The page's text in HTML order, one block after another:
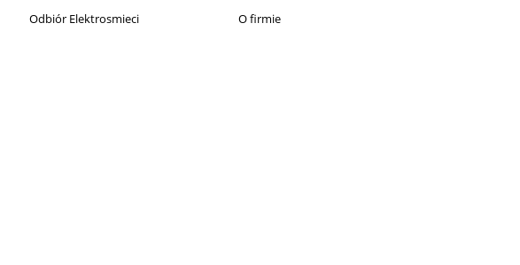
Odbiór Elektrosmieci
O firmie